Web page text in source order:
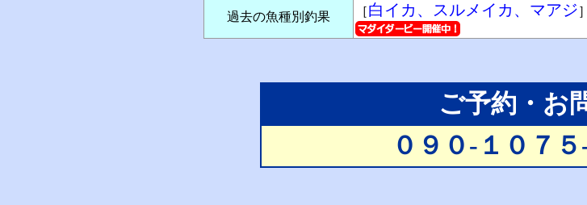
過去の魚種別釣果 ［白イカ、スルメイカ、マアジ
ご予約・お
０９０-１０７